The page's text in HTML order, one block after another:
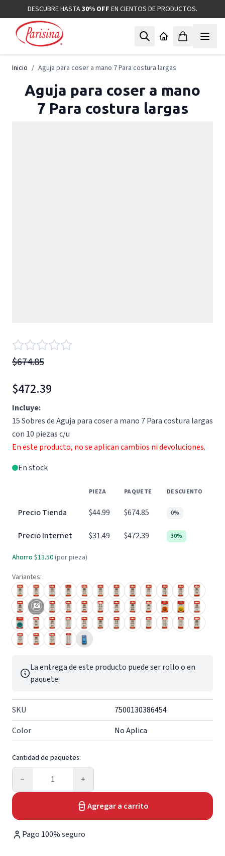
Ir al contenidoDESCUBRE HASTA30% OFF EN CIENTOS DE PRODUCTOS.
Inicio / Aguja para coser a mano 7 Para costura largas
Aguja para coser a mano
7 Para costura largas
$674.85
$472.39
Incluye:
15 Sobres de Aguja para coser a mano 7 Para costura largas
con 10 piezas c/u
En este producto, no se aplican cambios ni devoluciones.
En stock
PIEZA PAQUETE DESCUENTO
Precio Tienda $44.99 $674.85 0%
Precio Internet $31.49 $472.39 30%
Ahorro $13.50 (por pieza)
Variantes:
La entrega de este producto puede ser rollo o en
paquete.
SKU
7500130386454
Color
No Aplica
Cantidad de paquetes:
−
Cantidad
+
Agregar a carrito
Pago 100% seguro